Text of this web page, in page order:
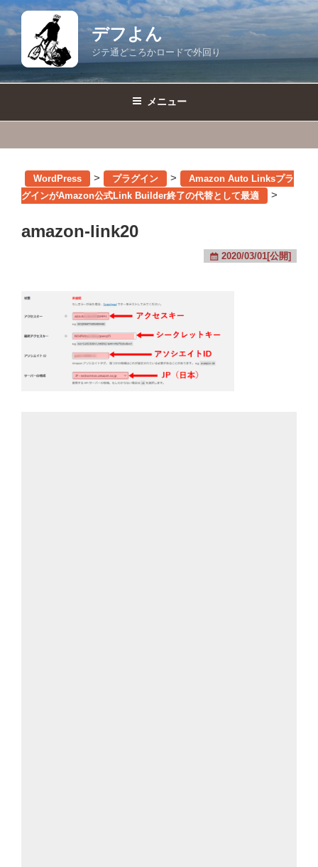
コ
ン
デフよん
ジテ通どころかロードで外回り
メニュー
WordPress > プラグイン >
Amazon Auto Linksプラ
グインがAmazon公式Link Builder終了の代替として最適
>
amazon-link20
2020/03/01[公開]